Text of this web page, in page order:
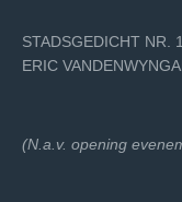
STADSGEDICHT NR.
ERIC
(N .a.v. opening